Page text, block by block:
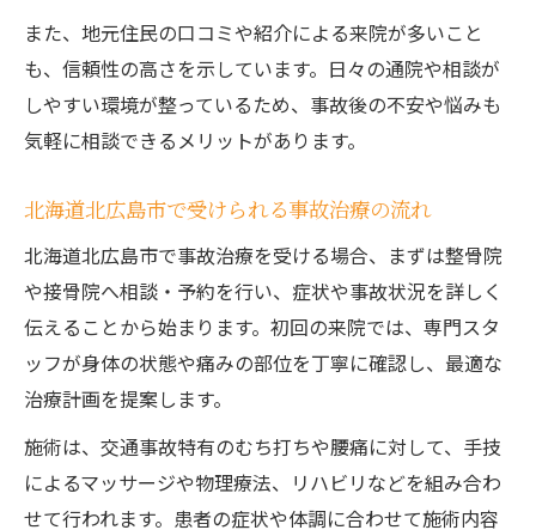
また、地元住民の口コミや紹介による来院が多いこと
も、信頼性の高さを示しています。日々の通院や相談が
しやすい環境が整っているため、事故後の不安や悩みも
気軽に相談できるメリットがあります。
北海道北広島市で受けられる事故治療の流れ
北海道北広島市で事故治療を受ける場合、まずは整骨院
や接骨院へ相談・予約を行い、症状や事故状況を詳しく
伝えることから始まります。初回の来院では、専門スタ
ッフが身体の状態や痛みの部位を丁寧に確認し、最適な
治療計画を提案します。
施術は、交通事故特有のむち打ちや腰痛に対して、手技
によるマッサージや物理療法、リハビリなどを組み合わ
せて行われます。患者の症状や体調に合わせて施術内容